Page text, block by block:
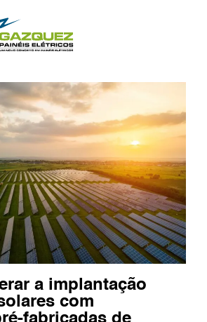
a implantação
com